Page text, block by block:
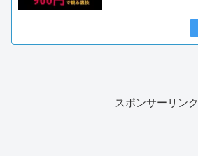
スポンサーリンク